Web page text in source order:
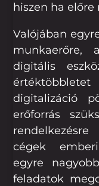
hiszen ha előre
Valójában
munkaerőre,
digitális
digitalizáció
erőforrás
cégek
egyre
feladatok